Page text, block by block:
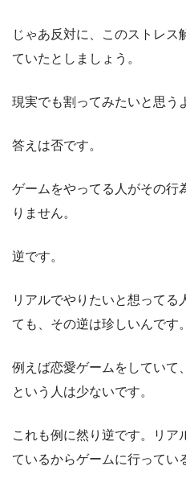
じゃあ反対に、このストレス
ていたとしましょう。
現実でも割ってみたいと思う
答えは否です。
ゲームをやってる人がその行
りません。
逆です。
リアルでやりたいと想ってる
ても、その逆は珍しいんです。
例えば恋愛ゲームをしていて
という人は少ないです。
これも例に然り逆です。リア
ているからゲームに行ってい